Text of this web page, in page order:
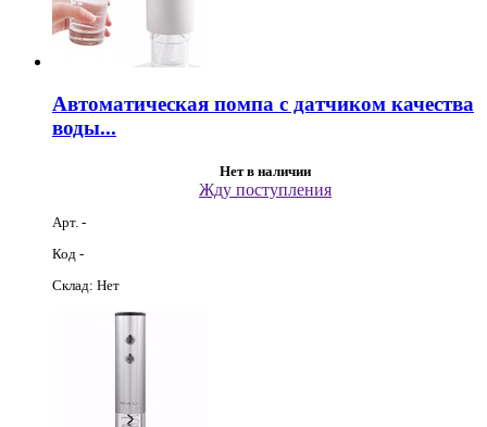
Автоматическая помпа с датчиком качества
воды...
Нет в наличии
Жду поступления
Арт. -
Код -
Склад: Нет